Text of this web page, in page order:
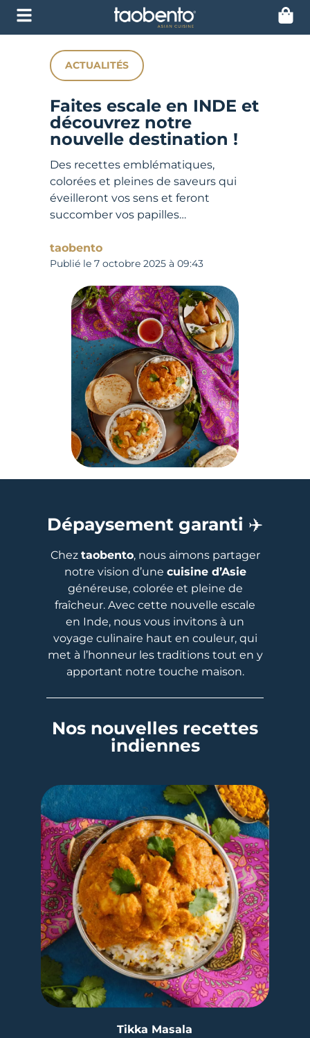
ACTUALITÉS
Faites escale en INDE et
découvrez notre
nouvelle destination !
Des recettes emblématiques,
colorées et pleines de saveurs qui
éveilleront vos sens et feront
succomber vos papilles…
taobento
Publié le 7 octobre 2025 à 09:43
Dépaysement garanti ✈️
Chez taobento, nous aimons partager
notre vision d’une cuisine d’Asie
généreuse, colorée et pleine de
fraîcheur. Avec cette nouvelle escale
en Inde, nous vous invitons à un
voyage culinaire haut en couleur, qui
met à l’honneur les traditions tout en y
apportant notre touche maison.
Nos nouvelles recettes
indiennes
Tikka Masala